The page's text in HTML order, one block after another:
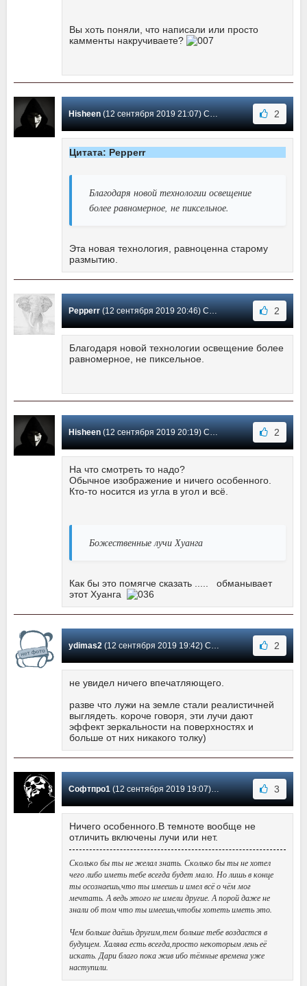
Вы хоть поняли, что написали или просто
камменты накручиваете?
Hisheen(12 сентября 2019 21:07) Сообщение #5 2
Цитата: Pepperr
Благодаря новой технологии освещение
более равномерное, не пиксельное.
Эта новая технология, равноценна старому
размытию.
Pepperr(12 сентября 2019 20:46) Сообщение #4 2
Благодаря новой технологии освещение более
равномерное, не пиксельное.
Hisheen(12 сентября 2019 20:19) Сообщение #3 2
На что смотреть то надо?
Обычное изображение и ничего особенного.
Кто-то носится из угла в угол и всё.
Божественные лучи Хуанга
Как бы это помягче сказать ..... обманывает
этот Хуанга
ydimas2(12 сентября 2019 19:42) Сообщение #2 2
не увидел ничего впечатляющего.
разве что лужи на земле стали реалистичней
выглядеть. короче говоря, эти лучи дают
эффект зеркальности на поверхностях и
больше от них никакого толку)
Софтпро1(12 сентября 2019 19:07) Сообщение #1 3
Ничего особенного.В темноте вообще не
отличить включены лучи или нет.
Сколько бы ты не желал знать. Сколько бы ты не хотел
чего либо иметь тебе всегда будет мало. Но лишь в конце
ты осознаешь,что ты имеешь и имел всё о чём мог
мечтать. А ведь этого не имели другие. А порой даже не
знали об том что ты имеешь,чтобы хотеть иметь это.
Чем больше даёшь другим,тем больше тебе воздастся в
будущем. Халява есть всегда,просто некоторым лень её
искать. Дари благо пока жив ибо тёмные времена уже
наступили.